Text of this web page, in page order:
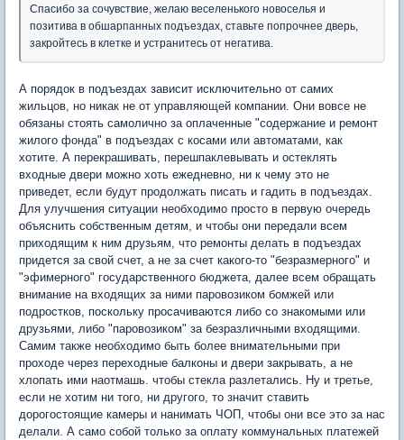
Спасибо за сочувствие, желаю веселенького новоселья и
позитива в обшарпанных подъездах, ставьте попрочнее дверь,
закройтесь в клетке и устранитесь от негатива.
А порядок в подъездах зависит исключительно от самих
жильцов, но никак не от управляющей компании. Они вовсе не
обязаны стоять самолично за оплаченные "содержание и ремонт
жилого фонда" в подъездах с косами или автоматами, как
хотите. А перекрашивать, перешпаклевывать и остеклять
входные двери можно хоть ежедневно, ни к чему это не
приведет, если будут продолжать писать и гадить в подъездах.
Для улучшения ситуации необходимо просто в первую очередь
объяснить собственным детям, и чтобы они передали всем
приходящим к ним друзьям, что ремонты делать в подъездах
придется за свой счет, а не за счет какого-то "безразмерного" и
"эфимерного" государственного бюджета, далее всем обращать
внимание на входящих за ними паровозиком бомжей или
подростков, поскольку просачиваются либо со знакомыми или
друзьями, либо "паровозиком" за безразличными входящими.
Самим также необходимо быть более внимательными при
проходе через переходные балконы и двери закрывать, а не
хлопать ими наотмашь. чтобы стекла разлетались. Ну и третье,
если не хотим ни того, ни другого, то значит ставить
дорогостоящие камеры и нанимать ЧОП, чтобы они все это за нас
делали. А само собой только за оплату коммунальных платежей